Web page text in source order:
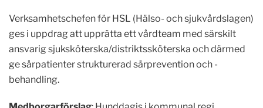
Verksamhetschefen för HSL (Hälso- och sjukvårdslagen)
ges i uppdrag att upprätta ett vårdteam med särskilt
ansvarig sjuksköterska/distriktssköterska och därmed
ge sårpatienter strukturerad sårprevention och -
behandling.